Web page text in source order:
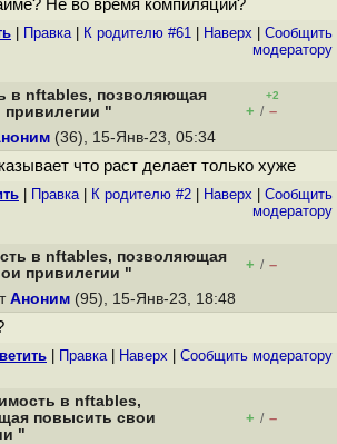
Не во время компиляции?
Правка| К родителю #61 Наверх
Cообщить
модератору
в nftables, позволяющая
"
+2
+ / –
(36), 15-Янв-23, 05:34
что раст делает только хуже
Правка| К родителю #2 Наверх
Cообщить
модератору
в nftables, позволяющая
привилегии "
+ / –
Аноним (95), 15-Янв-23, 18:48
Правка| Наверх Cообщить модератору
в nftables,
повысить свои
"
+ / –